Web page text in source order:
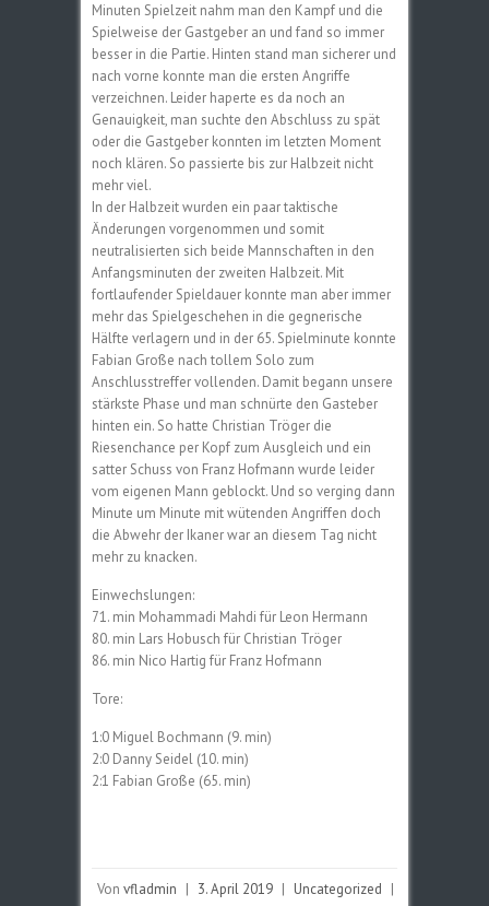
Minuten Spielzeit nahm man den Kampf und die
Spielweise der Gastgeber an und fand so immer
besser in die Partie. Hinten stand man sicherer und
nach vorne konnte man die ersten Angriffe
verzeichnen. Leider haperte es da noch an
Genauigkeit, man suchte den Abschluss zu spät
oder die Gastgeber konnten im letzten Moment
noch klären. So passierte bis zur Halbzeit nicht
mehr viel.
In der Halbzeit wurden ein paar taktische
Änderungen vorgenommen und somit
neutralisierten sich beide Mannschaften in den
Anfangsminuten der zweiten Halbzeit. Mit
fortlaufender Spieldauer konnte man aber immer
mehr das Spielgeschehen in die gegnerische
Hälfte verlagern und in der 65. Spielminute konnte
Fabian Große nach tollem Solo zum
Anschlusstreffer vollenden. Damit begann unsere
stärkste Phase und man schnürte den Gasteber
hinten ein. So hatte Christian Tröger die
Riesenchance per Kopf zum Ausgleich und ein
satter Schuss von Franz Hofmann wurde leider
vom eigenen Mann geblockt. Und so verging dann
Minute um Minute mit wütenden Angriffen doch
die Abwehr der Ikaner war an diesem Tag nicht
mehr zu knacken.
Einwechslungen:
71. min Mohammadi Mahdi für Leon Hermann
80. min Lars Hobusch für Christian Tröger
86. min Nico Hartig für Franz Hofmann
Tore:
1:0 Miguel Bochmann (9. min)
2:0 Danny Seidel (10. min)
2:1 Fabian Große (65. min)
Von vfladmin | 3. April 2019 | Uncategorized |